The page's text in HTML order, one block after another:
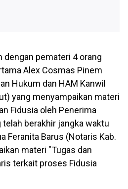
dengan pemateri 4 orang
Alex Cosmas Pinem
Hukum dan HAM Kanwil
yang menyampaikan materi
Fidusia oleh Penerima
berakhir jangka waktu
Feranita Barus (Notaris Kab.
materi "Tugas dan
terkait proses Fidusia